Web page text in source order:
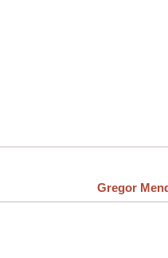
Gregor